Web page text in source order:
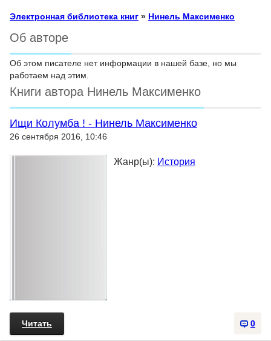
Электронная библиотека книг » Нинель Максименко
Об авторе
Об этом писателе нет информации в нашей базе, но мы
работаем над этим.
Книги автора Нинель Максименко
Ищи Колумба ! - Нинель Максименко
26 сентября 2016, 10:46
Жанр(ы): История
0
Читать